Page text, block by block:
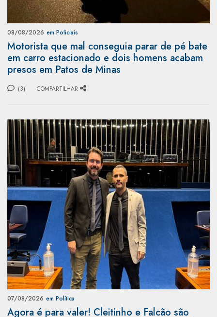
08/08/2026 em Policiais
Motorista que mal conseguia parar de pé bate
em carro estacionado e dois homens acabam
presos em Patos de Minas
(3) COMPARTILHAR
07/08/2026 em Política
Agora é para valer! Cleitinho e Falcão são